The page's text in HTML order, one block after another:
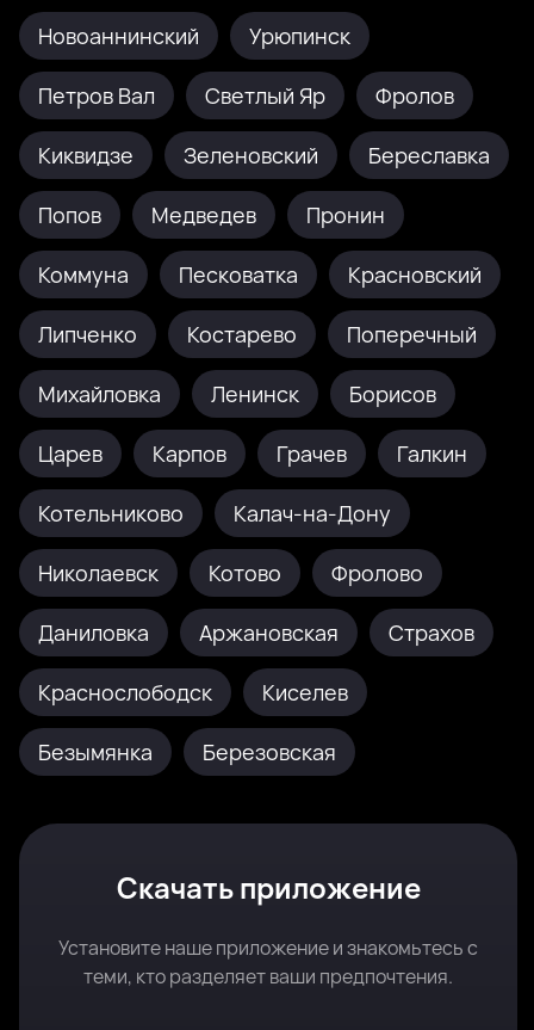
Новоаннинский Урюпинск
Петров Вал Светлый Яр Фролов
Киквидзе Зеленовский Береславка
Попов Медведев Пронин
Коммуна Песковатка Красновский
Липченко Костарево Поперечный
Михайловка Ленинск Борисов
Царев Карпов Грачев Галкин
Котельниково Калач-на-Дону
Николаевск Котово Фролово
Даниловка Аржановская Страхов
Краснослободск Киселев
Безымянка Березовская
Скачать приложение
Установите наше приложение и знакомьтесь с
теми, кто разделяет ваши предпочтения.